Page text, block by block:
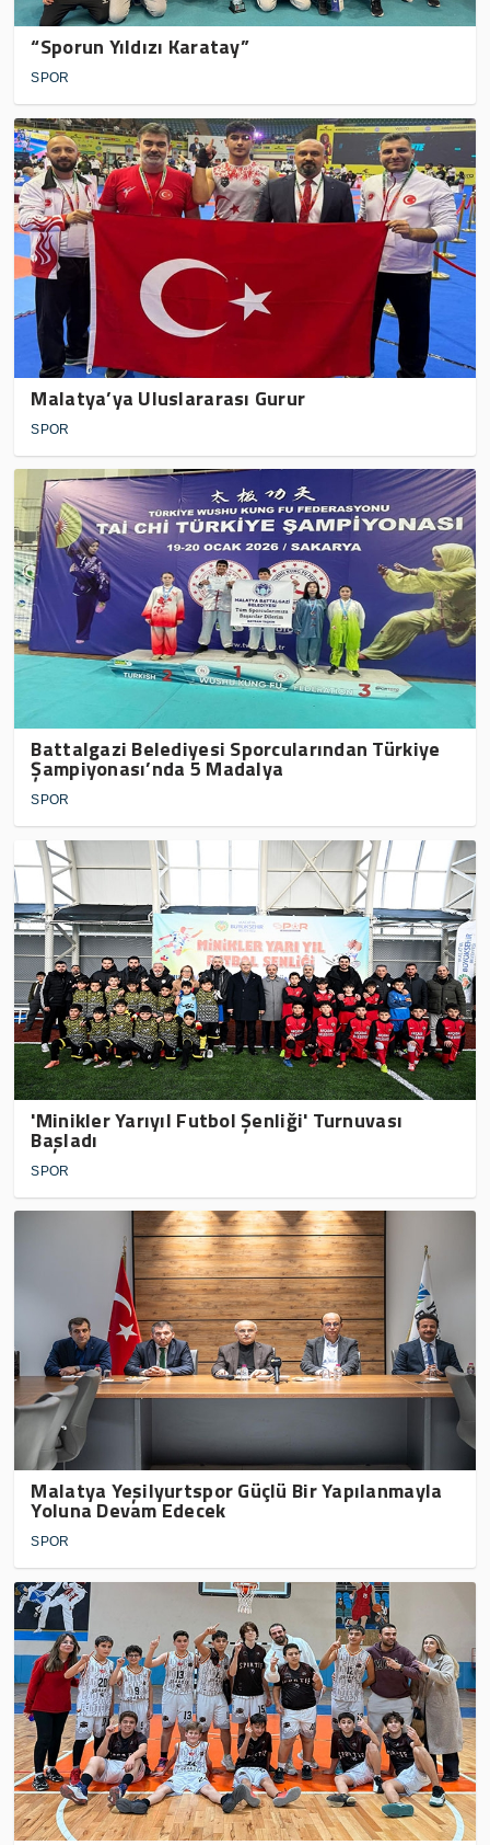
“Sporun Yıldızı Karatay”
SPOR
Malatya’ya Uluslararası Gurur
SPOR
Battalgazi Belediyesi Sporcularından Türkiye
Şampiyonası’nda 5 Madalya
SPOR
'Minikler Yarıyıl Futbol Şenliği' Turnuvası
Başladı
SPOR
Malatya Yeşilyurtspor Güçlü Bir Yapılanmayla
Yoluna Devam Edecek
SPOR